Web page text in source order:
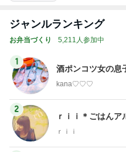
ジャンルランキング
お弁当づくり 5,211人参加中
1
酒ポンコツ女の
kana♡♡♡
2
ｒｉｉ＊ごはんア
ｒｉｉ